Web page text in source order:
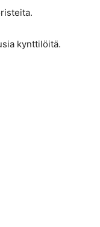
kynttilöitä.